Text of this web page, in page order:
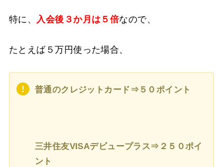
特に、 入会後３か月は５倍なので、
たとえば５万円使った場合、
普通のクレジットカード⇒５０ポイント
三井住友VISAデビュープラス⇒２５０ポイ
ント